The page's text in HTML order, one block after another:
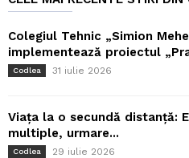
Colegiul Tehnic „Simion
implementează proiectul
Codlea 31 iulie 2026
Viața la o secundă distanță:
multiple, urmare...
Codlea 29 iulie 2026